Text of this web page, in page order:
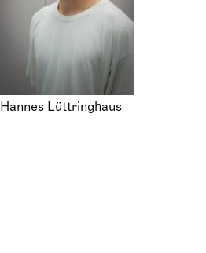
Hannes Lüttringhaus